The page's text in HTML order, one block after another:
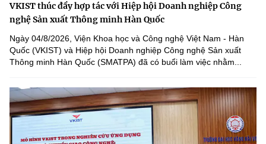
VKIST thúc đẩy hợp tác với Hiệp hội Doanh nghiệp Công
nghệ Sản xuất Thông minh Hàn Quốc
Ngày 04/8/2026, Viện Khoa học và Công nghệ Việt Nam - Hàn
Quốc (VKIST) và Hiệp hội Doanh nghiệp Công nghệ Sản xuất
Thông minh Hàn Quốc (SMATPA) đã có buổi làm việc nhằm...